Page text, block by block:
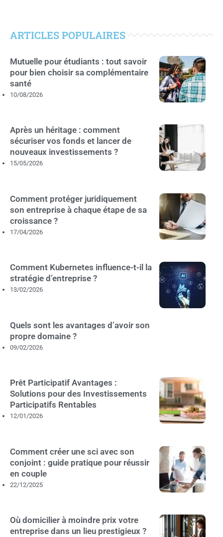
ARTICLES POPULAIRES
Mutuelle pour étudiants : tout savoir
pour bien choisir sa complémentaire
santé
10/08/2026
Après un héritage : comment
sécuriser vos fonds et lancer de
nouveaux investissements ?
15/05/2026
Comment protéger juridiquement
son entreprise à chaque étape de sa
croissance ?
17/04/2026
Comment Kubernetes influence-t-il la
stratégie d’entreprise ?
13/02/2026
Quels sont les avantages d’avoir son
propre domaine ?
09/02/2026
Prêt Participatif Avantages :
Solutions pour des Investissements
Participatifs Rentables
12/01/2026
Comment créer une sci avec son
conjoint : guide pratique pour réussir
en couple
22/12/2025
Où domicilier à moindre prix votre
entreprise dans un lieu prestigieux ?